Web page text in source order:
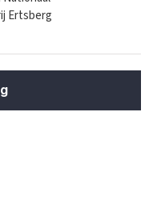
Ertsberg